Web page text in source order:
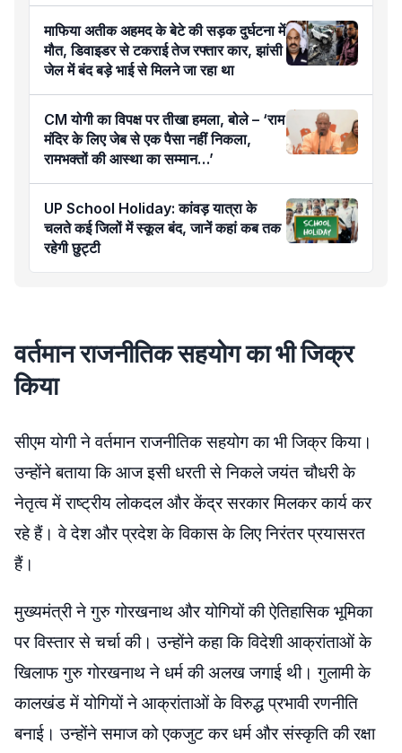
माफिया अतीक अहमद के बेटे की सड़क दुर्घटना में
मौत, डिवाइडर से टकराई तेज रफ्तार कार, झांसी
जेल में बंद बड़े भाई से मिलने जा रहा था
CM योगी का विपक्ष पर तीखा हमला, बोले – ‘राम
मंदिर के लिए जेब से एक पैसा नहीं निकला,
रामभक्तों की आस्था का सम्मान…’
UP School Holiday: कांवड़ यात्रा के
चलते कई जिलों में स्कूल बंद, जानें कहां कब तक
रहेगी छुट्टी
वर्तमान राजनीतिक सहयोग का भी जिक्र
किया
सीएम योगी ने वर्तमान राजनीतिक सहयोग का भी जिक्र किया।
उन्होंने बताया कि आज इसी धरती से निकले जयंत चौधरी के
नेतृत्व में राष्ट्रीय लोकदल और केंद्र सरकार मिलकर कार्य कर
रहे हैं। वे देश और प्रदेश के विकास के लिए निरंतर प्रयासरत
हैं।
मुख्यमंत्री ने गुरु गोरखनाथ और योगियों की ऐतिहासिक भूमिका
पर विस्तार से चर्चा की। उन्होंने कहा कि विदेशी आक्रांताओं के
खिलाफ गुरु गोरखनाथ ने धर्म की अलख जगाई थी। गुलामी के
कालखंड में योगियों ने आक्रांताओं के विरुद्ध प्रभावी रणनीति
बनाई। उन्होंने समाज को एकजुट कर धर्म और संस्कृति की रक्षा